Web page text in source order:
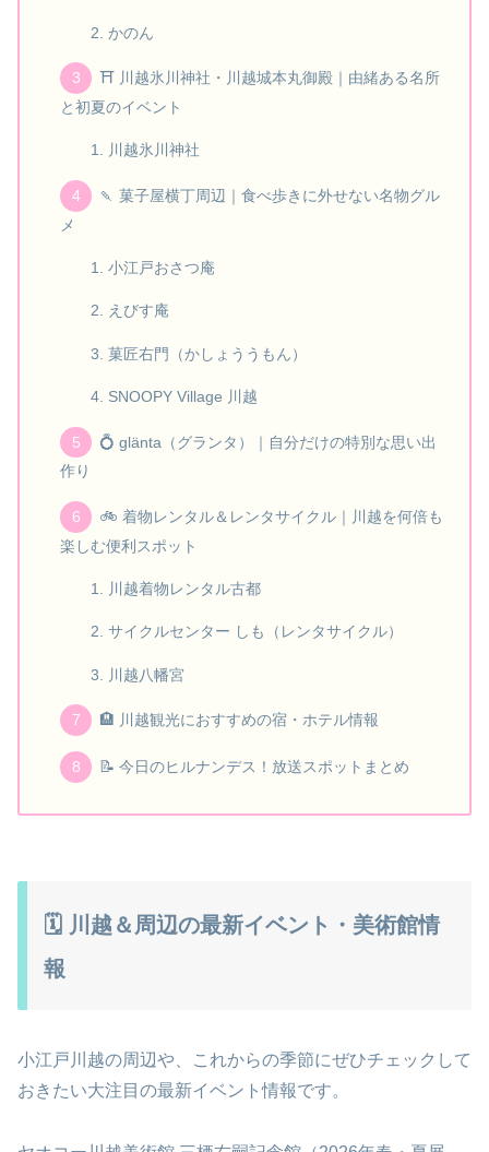
かのん
⛩️ 川越氷川神社・川越城本丸御殿｜由緒ある名所
と初夏のイベント
川越氷川神社
🍡 菓子屋横丁周辺｜食べ歩きに外せない名物グル
メ
小江戸おさつ庵
えびす庵
菓匠右門（かしょううもん）
SNOOPY Village 川越
💍 glänta（グランタ）｜自分だけの特別な思い出
作り
🚲 着物レンタル＆レンタサイクル｜川越を何倍も
楽しむ便利スポット
川越着物レンタル古都
サイクルセンター しも（レンタサイクル）
川越八幡宮
🏨 川越観光におすすめの宿・ホテル情報
📝 今日のヒルナンデス！放送スポットまとめ
🗓️ 川越＆周辺の最新イベント・美術館情
報
小江戸川越の周辺や、これからの季節にぜひチェックして
おきたい大注目の最新イベント情報です。